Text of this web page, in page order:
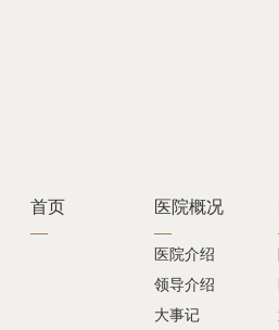
首页 医院概况
医院介绍
领导介绍
大事记